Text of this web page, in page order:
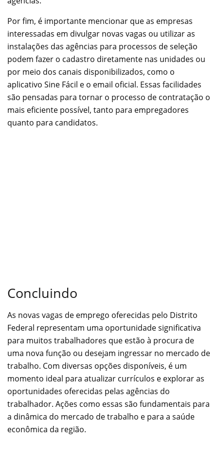
Por fim, é importante mencionar que as empresas
interessadas em divulgar novas vagas ou utilizar as
instalações das agências para processos de seleção
podem fazer o cadastro diretamente nas unidades ou
por meio dos canais disponibilizados, como o
aplicativo Sine Fácil e o email oficial. Essas facilidades
são pensadas para tornar o processo de contratação o
mais eficiente possível, tanto para empregadores
quanto para candidatos.
Concluindo
As novas vagas de emprego oferecidas pelo Distrito
Federal representam uma oportunidade significativa
para muitos trabalhadores que estão à procura de
uma nova função ou desejam ingressar no mercado de
trabalho. Com diversas opções disponíveis, é um
momento ideal para atualizar currículos e explorar as
oportunidades oferecidas pelas agências do
trabalhador. Ações como essas são fundamentais para
a dinâmica do mercado de trabalho e para a saúde
econômica da região.